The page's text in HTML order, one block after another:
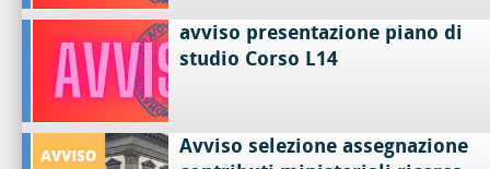
avviso presentazione piano di
studio Corso L14
Avviso selezione assegnazione